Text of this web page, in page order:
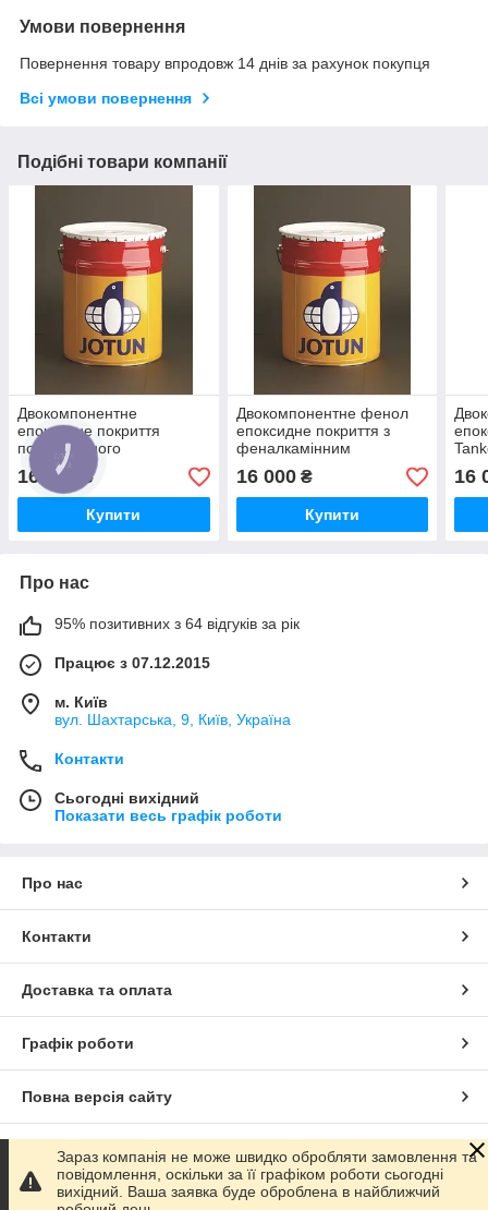
Умови повернення
Повернення товару впродовж 14 днів за рахунок покупця
Всі умови повернення
Подібні товари компанії
Двокомпонентне
епоксидне покриття
полиаминного
затвердіння Tankguard CV
16 000 ₴
Купити
Двокомпонентне фенол
епоксидне покриття з
феналкамінним
затверджувачем
Tankguard Special
16 000₴
Купити
16
Про нас
95% позитивних з 64 відгуків за рік
Працює з 07.12.2015
м. Київ
вул. Шахтарська, 9, Київ, Україна
Контакти
Сьогодні вихідний
Показати весь графік роботи
Про нас
Контакти
Доставка та оплата
Графік роботи
Повна версія сайту
Сайт створено на маркетплейсіProm.ua
Політика конфіденційності
Зараз компанія не може швидко обробляти замовлення та
повідомлення, оскільки за її графіком роботи сьогодні
вихідний. Ваша заявка буде оброблена в найближчий